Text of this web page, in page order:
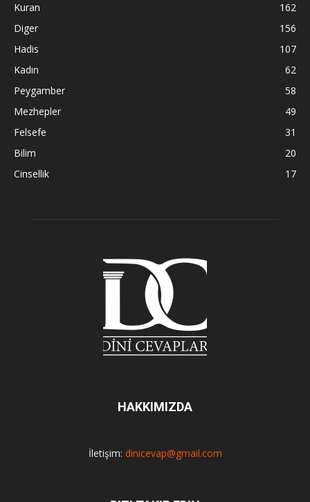
Kuran
162
Diger
156
Hadis
107
Kadın
62
Peygamber
58
Mezhepler
49
Felsefe
31
Bilim
20
Cinsellik
17
HAKKIMIZDA
İletişim: dinicevap@gmail.com